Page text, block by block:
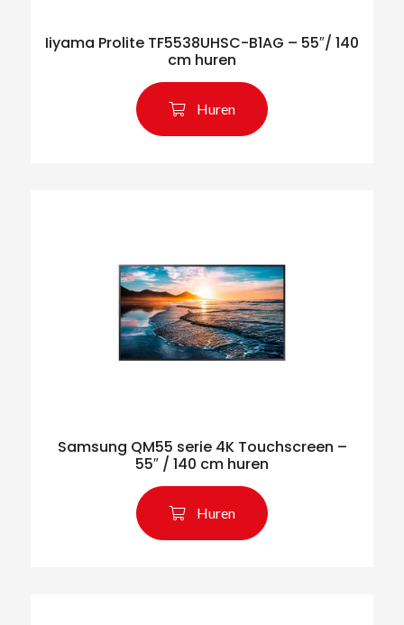
Iiyama Prolite TF5538UHSC-B1AG – 55″/ 140
cm huren
Huren
Samsung QM55 serie 4K Touchscreen –
55″ / 140 cm huren
Huren